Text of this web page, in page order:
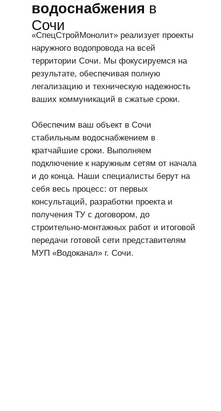
«СпецСтройМонолит» реализует проекты
наружного водопровода на всей
территории Сочи. Мы фокусируемся на
результате, обеспечивая полную
легализацию и техническую надежность
ваших коммуникаций в сжатые сроки.
Обеспечим ваш объект в Сочи
стабильным водоснабжением в
кратчайшие сроки. Выполняем
подключение к наружным сетям от начала
и до конца. Наши специалисты берут на
себя весь процесс: от первых
консультаций, разработки проекта и
получения ТУ с договором, до
строительно-монтажных работ и итоговой
передачи готовой сети представителям
МУП «Водоканал» г. Сочи.
водоснабжения в
Сочи